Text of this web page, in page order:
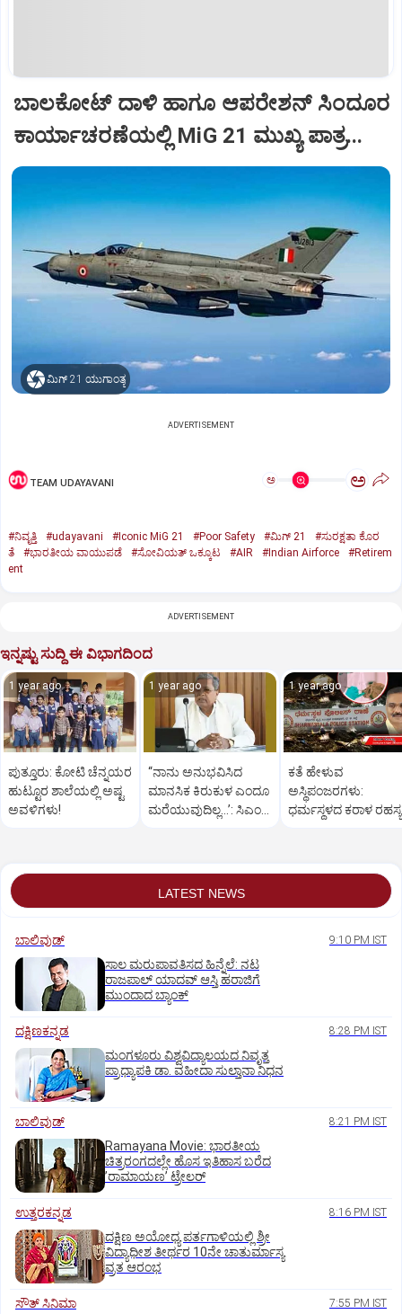
ಬಾಲಕೋಟ್‌ ದಾಳಿ ಹಾಗೂ ಆಪರೇಶನ್‌ ಸಿಂದೂರ
ಕಾರ್ಯಾಚರಣೆಯಲ್ಲಿ MiG 21 ಮುಖ್ಯ ಪಾತ್ರ...
ಮಿಗ್‌ 21 ಯುಗಾಂತ್ಯ
ADVERTISEMENT
TEAM UDAYAVANI ಅ ಅ
#ನಿವೃತ್ತಿ #udayavani #Iconic MiG 21 #Poor Safety #ಮಿಗ್‌ 21
#ಸುರಕ್ಷತಾ ಕೊರ
ತೆ
#ಭಾರತೀಯ ವಾಯುಪಡೆ #ಸೋವಿಯತ್‌ ಒಕ್ಕೂಟ #AIR #Indian Airforce
#Retirem
ent
ADVERTISEMENT
ಇನ್ನಷ್ಟು ಸುದ್ದಿ ಈ ವಿಭಾಗದಿಂದ
1 year ago
ಪುತ್ತೂರು: ಕೋಟಿ ಚೆನ್ನಯರ
ಹುಟ್ಟೂರ ಶಾಲೆಯಲ್ಲಿ ಅಷ್ಟ
ಅವಳಿಗಳು!
1 year ago
“ನಾನು ಅನುಭವಿಸಿದ
ಮಾನಸಿಕ ಕಿರುಕುಳ ಎಂದೂ
ಮರೆಯುವುದಿಲ್ಲ…’: ಸಿಎಂ
1 year ago
ಕತೆ ಹೇಳುವ
ಅಸ್ಥಿಪಂಜರಗಳು:
ಧರ್ಮಸ್ಥಳದ‌ ಕರಾಳ ರಹಸ್ಯ
LATEST NEWS
ಬಾಲಿವುಡ್‌ 9:10 PM IST
ಸಾಲ ಮರುಪಾವತಿಸದ ಹಿನ್ನೆಲೆ: ನಟ
ರಾಜಪಾಲ್ ಯಾದವ್‌ ಆಸ್ತಿ ಹರಾಜಿಗೆ
ಮುಂದಾದ ಬ್ಯಾಂಕ್
ದಕ್ಷಿಣಕನ್ನಡ 8:28 PM IST
ಮಂಗಳೂರು ವಿಶ್ವವಿದ್ಯಾಲಯದ ನಿವೃತ್ತ
ಪ್ರಾಧ್ಯಾಪಕಿ ಡಾ. ವಹೀದಾ ಸುಲ್ತಾನಾ ನಿಧನ
ಬಾಲಿವುಡ್‌ 8:21 PM IST
Ramayana Movie: ಭಾರತೀಯ
ಚಿತ್ರರಂಗದಲ್ಲೇ ಹೊಸ ಇತಿಹಾಸ ಬರೆದ
ʼರಾಮಾಯಣʼ ಟ್ರೇಲರ್
ಉತ್ತರಕನ್ನಡ 8:16 PM IST
ದಕ್ಷಿಣ ಅಯೋಧ್ಯ ಪರ್ತಗಾಳಿಯಲ್ಲಿ ಶ್ರೀ
ವಿದ್ಯಾಧೀಶ ತೀರ್ಥರ 10ನೇ ಚಾತುರ್ಮಾಸ್ಯ
ವ್ರತ ಆರಂಭ
ಸೌತ್‌ ಸಿನಿಮಾ 7:55 PM IST